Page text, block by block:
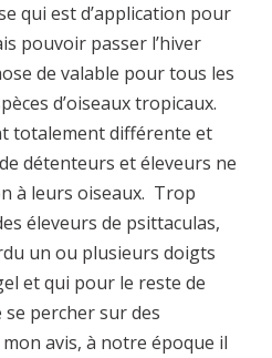
qui est d’application pour
pouvoir passer l’hiver
de valable pour tous les
d’oiseaux tropicaux.
totalement différente et
détenteurs et éleveurs ne
à leurs oiseaux. Trop
éleveurs de psittaculas,
un ou plusieurs doigts
et qui pour le reste de
percher sur des
avis, à notre époque il